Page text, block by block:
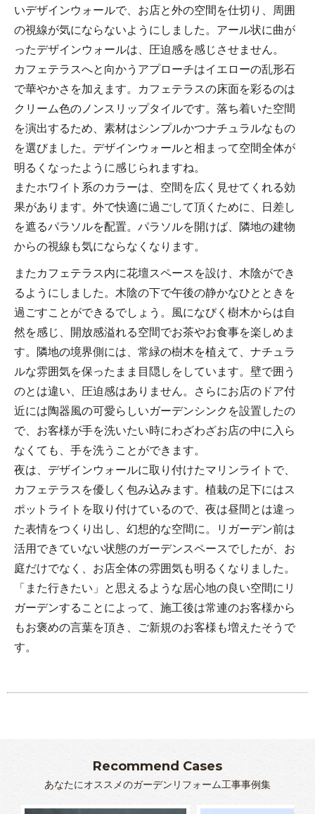
いデザインウォールで、お店と外の空間を仕切り、周囲
の視線が気にならないようにしました。アール状に曲が
ったデザインウォールは、圧迫感を感じさせません。
カフェテラスへと向かうアプローチはイエローの乱形石
で華やかさを加えます。カフェテラスの床面を彩るのは
クリーム色のノンスリップタイルです。落ち着いた空間
を演出するため、素材はシンプルかつナチュラルなもの
を選びました。デザインウォールと相まって空間全体が
明るくなったように感じられますね。
またホワイト系のカラーは、空間を広く見せてくれる効
果があります。外で快適に過ごして頂くために、日差し
を遮るパラソルを配置。パラソルを開けば、隣地の建物
からの視線も気にならなくなります。
またカフェテラス内に花壇スペースを設け、木陰ができ
るようにしました。木陰の下で午後の静かなひとときを
過ごすことができるでしょう。風になびく樹木からは自
然を感じ、開放感溢れる空間でお茶やお食事を楽しめま
す。隣地の境界側には、常緑の樹木を植えて、ナチュラ
ルな雰囲気を保ったまま目隠しをしています。壁で囲う
のとは違い、圧迫感はありません。さらにお店のドア付
近には陶器風の可愛らしいガーデンシンクを設置したの
で、お客様が手を洗いたい時にわざわざお店の中に入ら
なくても、手を洗うことができます。
夜は、デザインウォールに取り付けたマリンライトで、
カフェテラスを優しく包み込みます。植栽の足下にはス
ポットライトを取り付けているので、夜は昼間とは違っ
た表情をつくり出し、幻想的な空間に。リガーデン前は
活用できていない状態のガーデンスペースでしたが、お
庭だけでなく、お店全体の雰囲気も明るくなりました。
「また行きたい」と思えるような居心地の良い空間にリ
ガーデンすることによって、施工後は常連のお客様から
もお褒めの言葉を頂き、ご新規のお客様も増えたそうで
す。
Recommend Cases
あなたにオススメのガーデンリフォーム工事事例集